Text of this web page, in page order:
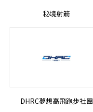
秘境射箭
DHRC夢想高飛跑步社團